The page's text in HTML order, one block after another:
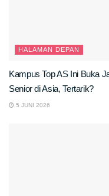
HALAMAN DEPAN
Kampus Top AS Ini Buka
Senior di Asia, Tertarik?
5 JUNI 2026